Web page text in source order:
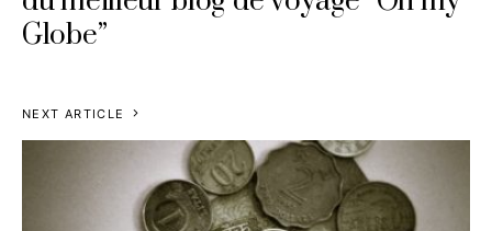
Globe”
NEXT ARTICLE